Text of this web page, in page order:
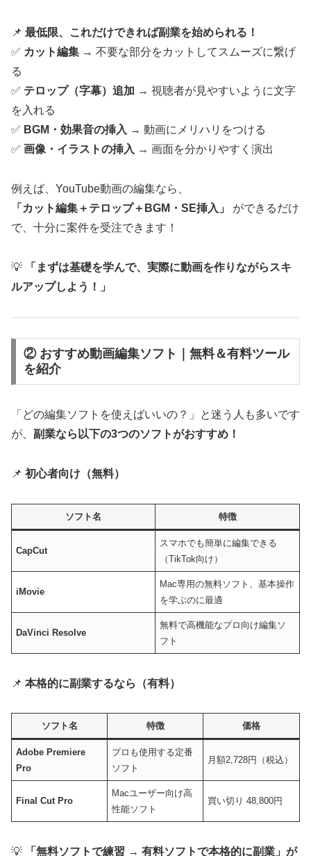
📌 最低限、これだけできれば副業を始められる！
✅ カット編集 → 不要な部分をカットしてスムーズに繋げ
る
✅ テロップ（字幕）追加 → 視聴者が見やすいように文字
を入れる
✅ BGM・効果音の挿入 → 動画にメリハリをつける
✅ 画像・イラストの挿入 → 画面を分かりやすく演出
例えば、YouTube動画の編集なら、
「カット編集＋テロップ＋BGM・SE挿入」
ができるだけ
で、十分に案件を受注できます！
💡
「まずは基礎を学んで、実際に動画を作りながらスキ
ルアップしよう！」
② おすすめ動画編集ソフト｜無料＆有料ツール
を紹介
「どの編集ソフトを使えばいいの？」と迷う人も多いです
が、 副業なら以下の3つのソフトがおすすめ！
📌 初心者向け（無料）
ソフト名 特徴
CapCut
スマホでも簡単に編集できる
（TikTok向け）
iMovie
Mac専用の無料ソフト、基本操作
を学ぶのに最適
DaVinci Resolve
無料で高機能なプロ向け編集ソ
フト
📌 本格的に副業するなら（有料）
ソフト名 特徴 価格
Adobe Premiere
Pro
プロも使用する定番
ソフト
月額2,728円（税込）
Final Cut Pro
Macユーザー向け高
性能ソフト
買い切り 48,800円
💡 「無料ソフトで練習 → 有料ソフトで本格的に副業」が